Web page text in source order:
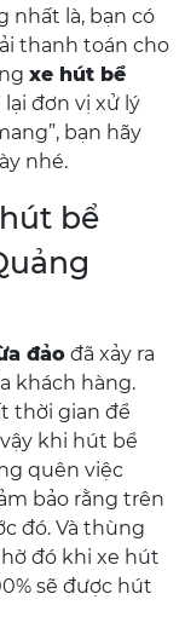
nhất là, bạn có
thanh toán cho
xe hút bể
đơn vị xử lý
bạn hãy
nhé.
bể
đảo đã xảy ra
khách hàng.
thời gian để
khi hút bể
quên việc
bảo rằng trên
đó. Và thùng
đó khi xe hút
sẽ được hút